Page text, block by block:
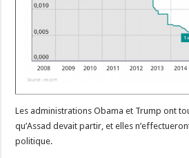
Les administrations Obama et Trump ont
qu’Assad devait partir, et elles
politique.